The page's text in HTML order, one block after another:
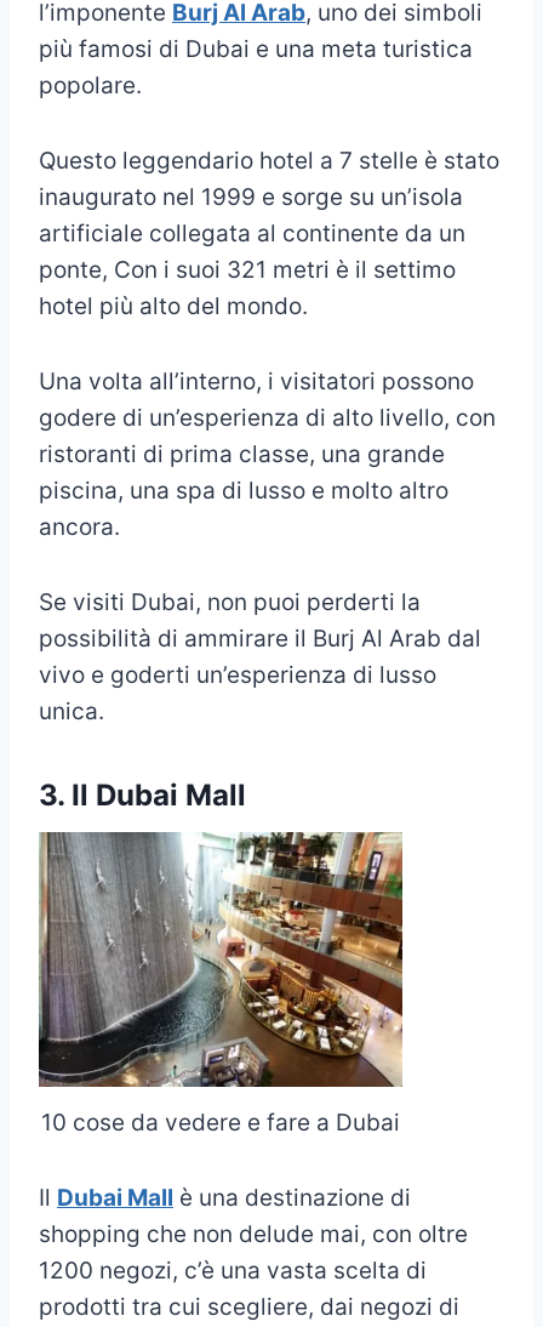
l’imponente Burj Al Arab, uno dei simboli
più famosi di Dubai e una meta turistica
popolare.
Questo leggendario hotel a 7 stelle è stato
inaugurato nel 1999 e sorge su un’isola
artificiale collegata al continente da un
ponte, Con i suoi 321 metri è il settimo
hotel più alto del mondo.
Una volta all’interno, i visitatori possono
godere di un’esperienza di alto livello, con
ristoranti di prima classe, una grande
piscina, una spa di lusso e molto altro
ancora.
Se visiti Dubai, non puoi perderti la
possibilità di ammirare il Burj Al Arab dal
vivo e goderti un’esperienza di lusso
unica.
3. Il Dubai Mall
10 cose da vedere e fare a Dubai
Il Dubai Mall è una destinazione di
shopping che non delude mai, con oltre
1200 negozi, c’è una vasta scelta di
prodotti tra cui scegliere, dai negozi di